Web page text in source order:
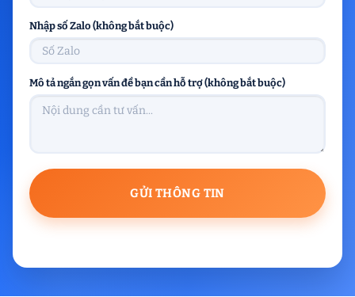
Nhập số Zalo (không bắt buộc)
Mô tả ngắn gọn vấn đề bạn cần hỗ trợ (không bắt buộc)